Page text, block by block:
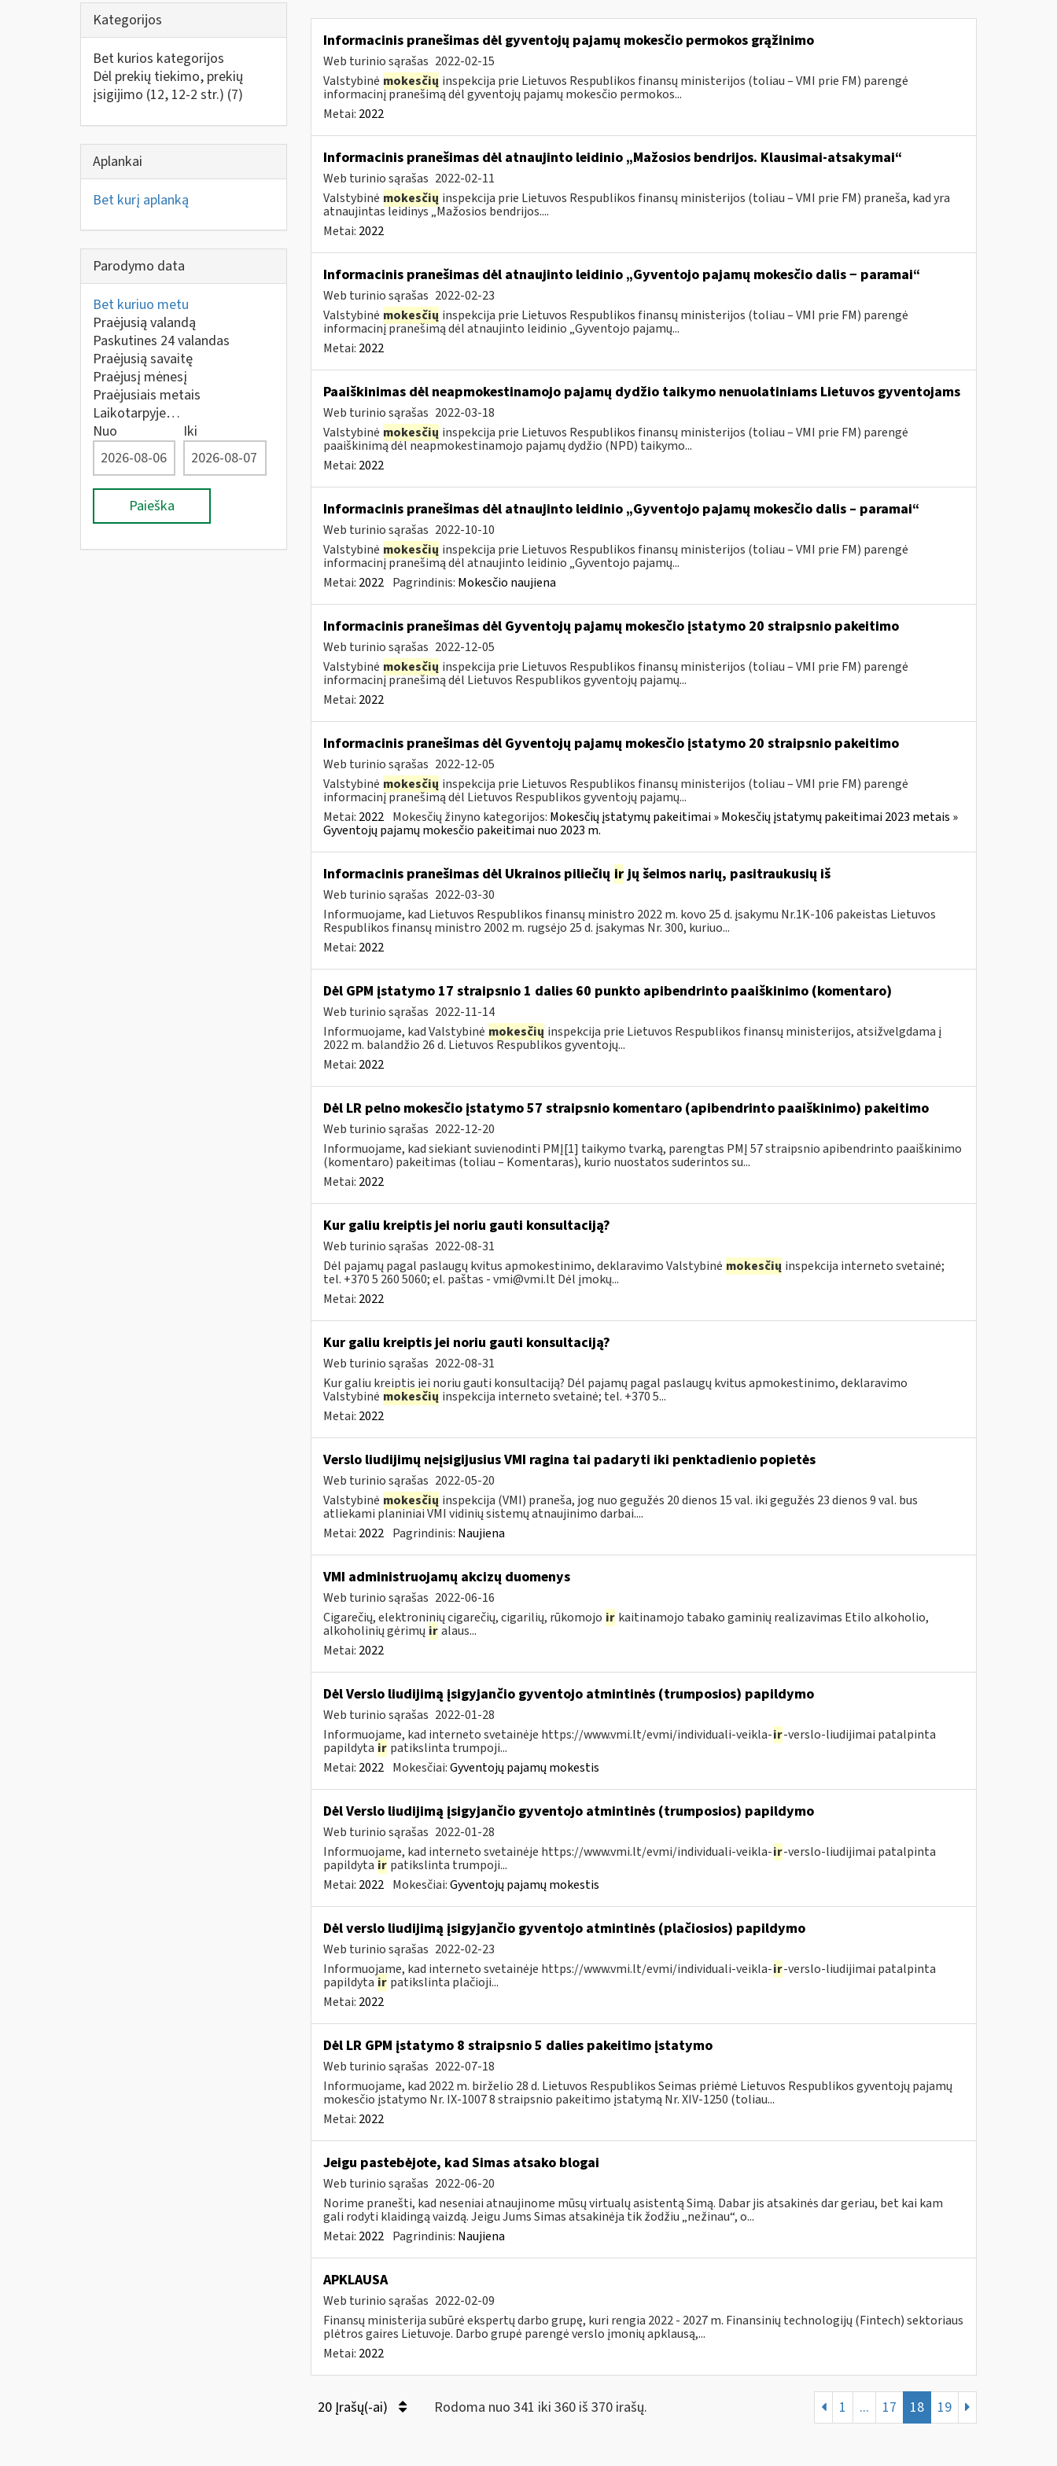
Kategorijos
Bet kurios kategorijos
Dėl prekių tiekimo, prekių
įsigijimo (12, 12-2 str.) (7)
Aplankai
Bet kurį aplanką
Parodymo data
Bet kuriuo metu
Praėjusią valandą
Paskutines 24 valandas
Praėjusią savaitę
Praėjusį mėnesį
Praėjusiais metais
Laikotarpyje…
Nuo
Iki
Paieška
Informacinis pranešimas dėl gyventojų pajamų mokesčio permokos grąžinimo
Web turinio sąrašas 2022-02-15
Valstybinė mokesčių inspekcija prie Lietuvos Respublikos finansų ministerijos (toliau – VMI prie FM) parengė
informacinį pranešimą dėl gyventojų pajamų mokesčio permokos...
Metai: 2022
Informacinis pranešimas dėl atnaujinto leidinio „Mažosios bendrijos. Klausimai-atsakymai“
Web turinio sąrašas 2022-02-11
Valstybinė mokesčių inspekcija prie Lietuvos Respublikos finansų ministerijos (toliau – VMI prie FM) praneša, kad yra
atnaujintas leidinys „Mažosios bendrijos....
Metai: 2022
Informacinis pranešimas dėl atnaujinto leidinio „Gyventojo pajamų mokesčio dalis − paramai“
Web turinio sąrašas 2022-02-23
Valstybinė mokesčių inspekcija prie Lietuvos Respublikos finansų ministerijos (toliau – VMI prie FM) parengė
informacinį pranešimą dėl atnaujinto leidinio „Gyventojo pajamų...
Metai: 2022
Paaiškinimas dėl neapmokestinamojo pajamų dydžio taikymo nenuolatiniams Lietuvos gyventojams
Web turinio sąrašas 2022-03-18
Valstybinė mokesčių inspekcija prie Lietuvos Respublikos finansų ministerijos (toliau – VMI prie FM) parengė
paaiškinimą dėl neapmokestinamojo pajamų dydžio (NPD) taikymo...
Metai: 2022
Informacinis pranešimas dėl atnaujinto leidinio „Gyventojo pajamų mokesčio dalis – paramai“
Web turinio sąrašas 2022-10-10
Valstybinė mokesčių inspekcija prie Lietuvos Respublikos finansų ministerijos (toliau – VMI prie FM) parengė
informacinį pranešimą dėl atnaujinto leidinio „Gyventojo pajamų...
Metai: 2022 Pagrindinis: Mokesčio naujiena
Informacinis pranešimas dėl Gyventojų pajamų mokesčio įstatymo 20 straipsnio pakeitimo
Web turinio sąrašas 2022-12-05
Valstybinė mokesčių inspekcija prie Lietuvos Respublikos finansų ministerijos (toliau – VMI prie FM) parengė
informacinį pranešimą dėl Lietuvos Respublikos gyventojų pajamų...
Metai: 2022
Informacinis pranešimas dėl Gyventojų pajamų mokesčio įstatymo 20 straipsnio pakeitimo
Web turinio sąrašas 2022-12-05
Valstybinė mokesčių inspekcija prie Lietuvos Respublikos finansų ministerijos (toliau – VMI prie FM) parengė
informacinį pranešimą dėl Lietuvos Respublikos gyventojų pajamų...
Metai: 2022 Mokesčių žinyno kategorijos: Mokesčių įstatymų pakeitimai » Mokesčių įstatymų pakeitimai 2023 metais »
Gyventojų pajamų mokesčio pakeitimai nuo 2023 m.
Informacinis pranešimas dėl Ukrainos piliečių irjų šeimos narių, pasitraukusių iš
Web turinio sąrašas 2022-03-30
Informuojame, kad Lietuvos Respublikos finansų ministro 2022 m. kovo 25 d. įsakymu Nr.1K-106 pakeistas Lietuvos
Respublikos finansų ministro 2002 m. rugsėjo 25 d. įsakymas Nr. 300, kuriuo...
Metai: 2022
Dėl GPM įstatymo 17 straipsnio 1 dalies 60 punkto apibendrinto paaiškinimo (komentaro)
Web turinio sąrašas 2022-11-14
Informuojame, kad Valstybinė mokesčių inspekcija prie Lietuvos Respublikos finansų ministerijos, atsižvelgdama į
2022 m. balandžio 26 d. Lietuvos Respublikos gyventojų...
Metai: 2022
Dėl LR pelno mokesčio įstatymo 57 straipsnio komentaro (apibendrinto paaiškinimo) pakeitimo
Web turinio sąrašas 2022-12-20
Informuojame, kad siekiant suvienodinti PMĮ[1] taikymo tvarką, parengtas PMĮ 57 straipsnio apibendrinto paaiškinimo
(komentaro) pakeitimas (toliau – Komentaras), kurio nuostatos suderintos su...
Metai: 2022
Kur galiu kreiptis jei noriu gauti konsultaciją?
Web turinio sąrašas 2022-08-31
Dėl pajamų pagal paslaugų kvitus apmokestinimo, deklaravimo Valstybinė mokesčių inspekcija interneto svetainė;
tel. +370 5 260 5060; el. paštas -vmi@vmi.ltDėl įmokų...
Metai: 2022
Kur galiu kreiptis jei noriu gauti konsultaciją?
Web turinio sąrašas 2022-08-31
Kur galiu kreiptis jei noriu gauti konsultaciją? Dėl pajamų pagal paslaugų kvitus apmokestinimo, deklaravimo
Valstybinė mokesčių inspekcija interneto svetainė; tel. +370 5...
Metai: 2022
Verslo liudijimų neįsigijusius VMI ragina tai padaryti iki penktadienio popietės
Web turinio sąrašas 2022-05-20
Valstybinė mokesčių inspekcija (VMI) praneša, jog nuo gegužės 20 dienos 15 val. iki gegužės 23 dienos 9 val. bus
atliekami planiniai VMI vidinių sistemų atnaujinimo darbai....
Metai: 2022 Pagrindinis: Naujiena
VMI administruojamų akcizų duomenys
Web turinio sąrašas 2022-06-16
Cigarečių, elektroninių cigarečių, cigarilių, rūkomojo ir kaitinamojo tabako gaminių realizavimas Etilo alkoholio,
alkoholinių gėrimų ir alaus...
Metai: 2022
Dėl Verslo liudijimą įsigyjančio gyventojo atmintinės (trumposios) papildymo
Web turinio sąrašas 2022-01-28
Informuojame, kad interneto svetainėje https://www.vmi.lt/evmi/individuali-veikla-ir-verslo-liudijimai patalpinta
papildyta ir patikslinta trumpoji...
Metai: 2022 Mokesčiai:Gyventojų pajamų mokestis
Dėl Verslo liudijimą įsigyjančio gyventojo atmintinės (trumposios) papildymo
Web turinio sąrašas 2022-01-28
Informuojame, kad interneto svetainėje https://www.vmi.lt/evmi/individuali-veikla-ir-verslo-liudijimai patalpinta
papildyta ir patikslinta trumpoji...
Metai: 2022 Mokesčiai:Gyventojų pajamų mokestis
Dėl verslo liudijimą įsigyjančio gyventojo atmintinės (plačiosios) papildymo
Web turinio sąrašas 2022-02-23
Informuojame, kad interneto svetainėje https://www.vmi.lt/evmi/individuali-veikla-ir-verslo-liudijimai patalpinta
papildyta ir patikslinta plačioji...
Metai: 2022
Dėl LR GPM įstatymo 8 straipsnio 5 dalies pakeitimo įstatymo
Web turinio sąrašas 2022-07-18
Informuojame, kad 2022 m. birželio 28 d. Lietuvos Respublikos Seimas priėmė Lietuvos Respublikos gyventojų pajamų
mokesčio įstatymo Nr. IX-1007 8 straipsnio pakeitimo įstatymą Nr. XIV-1250 (toliau...
Metai: 2022
Jeigu pastebėjote, kad Simas atsako blogai
Web turinio sąrašas 2022-06-20
Norime pranešti, kad neseniai atnaujinome mūsų virtualų asistentą Simą. Dabar jis atsakinės dar geriau, bet kai kam
gali rodyti klaidingą vaizdą. Jeigu Jums Simas atsakinėja tik žodžiu „nežinau“, o...
Metai: 2022 Pagrindinis: Naujiena
APKLAUSA
Web turinio sąrašas 2022-02-09
Finansų ministerija subūrė ekspertų darbo grupę, kuri rengia 2022 - 2027 m. Finansinių technologijų (Fintech) sektoriaus
plėtros gaires Lietuvoje. Darbo grupė parengė verslo įmonių apklausą,...
Metai: 2022
20 Įrašų(-ai) Rodoma nuo 341 iki 360 iš 370 irašų. 1 ... 17 18 19